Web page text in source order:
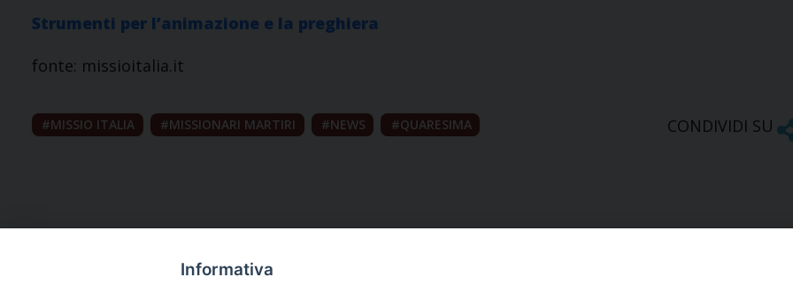
Strumenti per l’animazione e la preghiera
fonte: missioitalia.it
MISSIO ITALIA MISSIONARI MARTIRI NEWS QUARESIMA CONDIVIDI SU
Informativa